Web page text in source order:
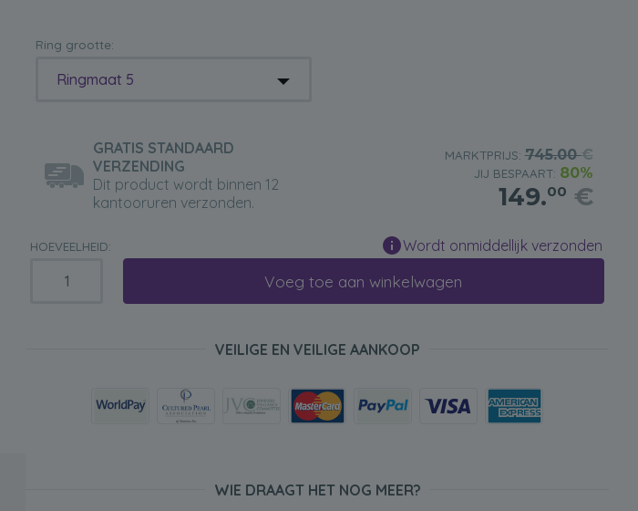
Ring grootte:
Ringmaat 5
GRATIS STANDAARD
VERZENDING
Dit product wordt binnen 12
kantooruren verzonden.
MARKTPRIJS:745.00€
JIJ BESPAART: 80%
149.00 €
HOEVEELHEID: Wordt onmiddellijk verzonden
Voeg toe aan winkelwagen
VEILIGE EN VEILIGE AANKOOP
WIE DRAAGT HET NOG MEER?